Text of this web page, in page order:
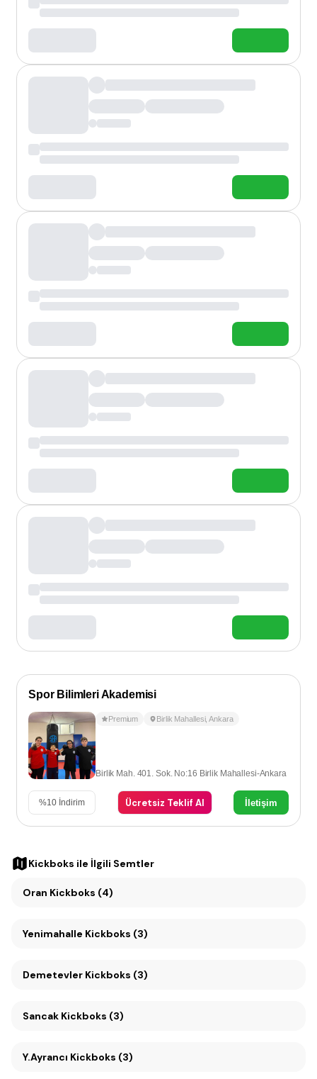
Spor Bilimleri Akademisi
Premium Birlik Mahallesi,Ankara
Birlik Mah. 401. Sok. No:16 Birlik Mahallesi-Ankara
%10 İndirim Ücretsiz Teklif Al İletişim
Kickboks ile İlgili Semtler
Oran Kickboks (4)
Yenimahalle Kickboks (3)
Demetevler Kickboks (3)
Sancak Kickboks (3)
Y.Ayrancı Kickboks (3)